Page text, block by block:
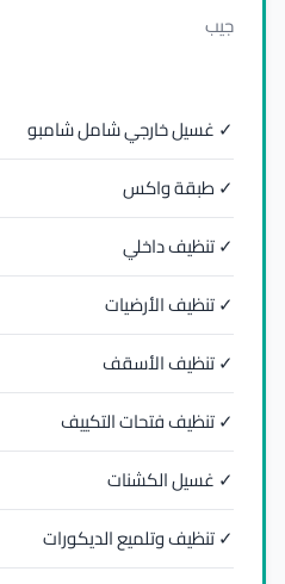
جيب
✓ غسيل خارجي شامل شامبو
✓ طبقة واكس
✓ تنظيف داخلي
✓ تنظيف الأرضيات
✓ تنظيف الأسقف
✓ تنظيف فتحات التكييف
✓ غسيل الكشنات
✓ تنظيف وتلميع الديكورات